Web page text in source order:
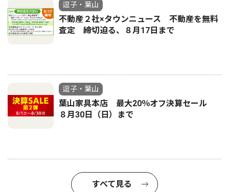
逗子・葉山
不動産２社×タウンニュース 不動産を無料
査定 締切迫る、８月17日まで
逗子・葉山
葉山家具本店 最大20％オフ決算セール
８月30日（日）まで
すべて見る